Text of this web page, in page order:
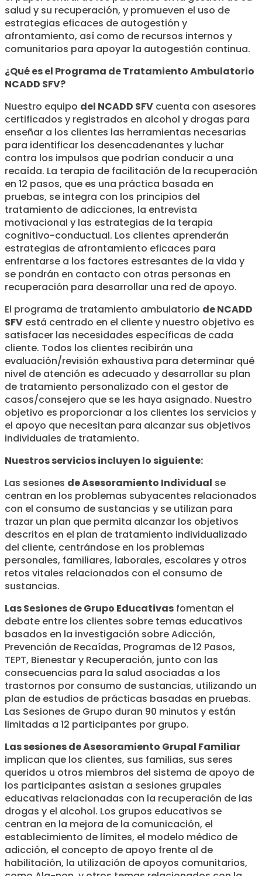
salud y su recuperación, y promueven el uso de
estrategias eficaces de autogestión y
afrontamiento, así como de recursos internos y
comunitarios para apoyar la autogestión continua.
¿Qué es el Programa de Tratamiento Ambulatorio
NCADD SFV?
Nuestro equipo del NCADD SFV cuenta con asesores
certificados y registrados en alcohol y drogas para
enseñar a los clientes las herramientas necesarias
para identificar los desencadenantes y luchar
contra los impulsos que podrían conducir a una
recaída. La terapia de facilitación de la recuperación
en 12 pasos, que es una práctica basada en
pruebas, se integra con los principios del
tratamiento de adicciones, la entrevista
motivacional y las estrategias de la terapia
cognitivo-conductual. Los clientes aprenderán
estrategias de afrontamiento eficaces para
enfrentarse a los factores estresantes de la vida y
se pondrán en contacto con otras personas en
recuperación para desarrollar una red de apoyo.
El programa de tratamiento ambulatorio de NCADD
SFV está centrado en el cliente y nuestro objetivo es
satisfacer las necesidades específicas de cada
cliente. Todos los clientes recibirán una
evaluación/revisión exhaustiva para determinar qué
nivel de atención es adecuado y desarrollar su plan
de tratamiento personalizado con el gestor de
casos/consejero que se les haya asignado. Nuestro
objetivo es proporcionar a los clientes los servicios y
el apoyo que necesitan para alcanzar sus objetivos
individuales de tratamiento.
Nuestros servicios incluyen lo siguiente:
Las sesiones de Asesoramiento Individual se
centran en los problemas subyacentes relacionados
con el consumo de sustancias y se utilizan para
trazar un plan que permita alcanzar los objetivos
descritos en el plan de tratamiento individualizado
del cliente, centrándose en los problemas
personales, familiares, laborales, escolares y otros
retos vitales relacionados con el consumo de
sustancias.
Las Sesiones de Grupo Educativas fomentan el
debate entre los clientes sobre temas educativos
basados en la investigación sobre Adicción,
Prevención de Recaídas, Programas de 12 Pasos,
TEPT, Bienestar y Recuperación, junto con las
consecuencias para la salud asociadas a los
trastornos por consumo de sustancias, utilizando un
plan de estudios de prácticas basadas en pruebas.
Las Sesiones de Grupo duran 90 minutos y están
limitadas a 12 participantes por grupo.
Las sesiones de Asesoramiento Grupal Familiar
implican que los clientes, sus familias, sus seres
queridos u otros miembros del sistema de apoyo de
los participantes asistan a sesiones grupales
educativas relacionadas con la recuperación de las
drogas y el alcohol. Los grupos educativos se
centran en la mejora de la comunicación, el
establecimiento de límites, el modelo médico de
adicción, el concepto de apoyo frente al de
habilitación, la utilización de apoyos comunitarios,